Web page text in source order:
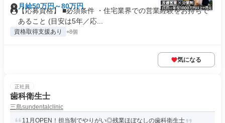
月給50万円～80万円
【応募資格】 ■必須条件 ・住宅業界での営業経験をお持ちで
あること (目安は5年／応...
資格取得支援あり +8個
気になる
正社員
歯科衛生士
三島sundentalclinic
11月OPEN！担当制でやりがい◎残業ほぼなしの歯科衛生士